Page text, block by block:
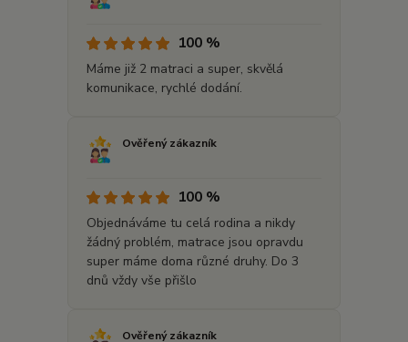
100 %
Máme již 2 matraci a super, skvělá
komunikace, rychlé dodání.
Ověřený zákazník
100 %
Objednáváme tu celá rodina a nikdy
žádný problém, matrace jsou opravdu
super máme doma různé druhy. Do 3
dnů vždy vše přišlo
Ověřený zákazník